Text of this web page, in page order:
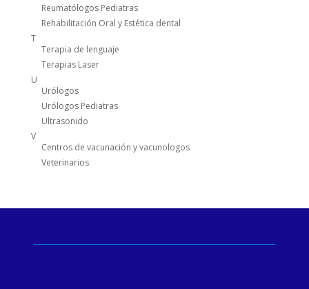
Reumatólogos Pediatras
Rehabilitación Oral y Estética dental
T
Terapia de lenguaje
Terapias Laser
U
Urólogos
Urólogos Pediatras
Ultrasonido
V
Centros de vacunación y vacunologos
Veterinarios